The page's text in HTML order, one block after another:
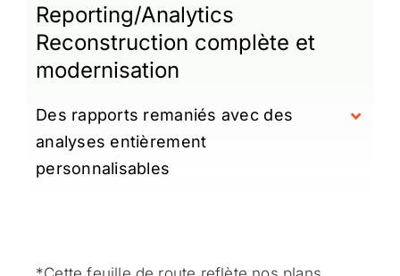
Reporting/Analytics
Reconstruction complète et
modernisation
Des rapports remaniés avec des
analyses entièrement
personnalisables